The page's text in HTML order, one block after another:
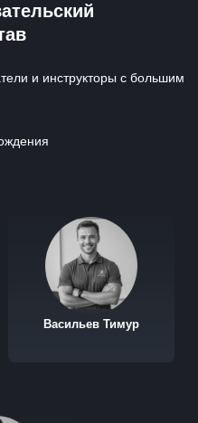
и инструкторы с большим
Васильев Тимур